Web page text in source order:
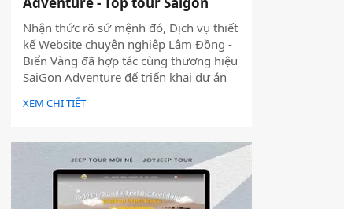
Nhận thức rõ sứ mệnh đó, Dịch vụ thiết
kế Website chuyên nghiệp Lâm Đồng -
Biển Vàng đã hợp tác cùng thương hiệu
SaiGon Adventure để triển khai dự án
thiết kế website du lịch cao cấp tại địa
chỉ saigonadventure.com. Dự án không
vị thế dẫn đầu trong mảng tour trải
nghiệm Sài Gòn & Việt Nam mà còn là
minh chứng cho năng lực công nghệ và
tư duy UX/UI hiện đại từ Biển Vàng.
XEM CHI TIẾT